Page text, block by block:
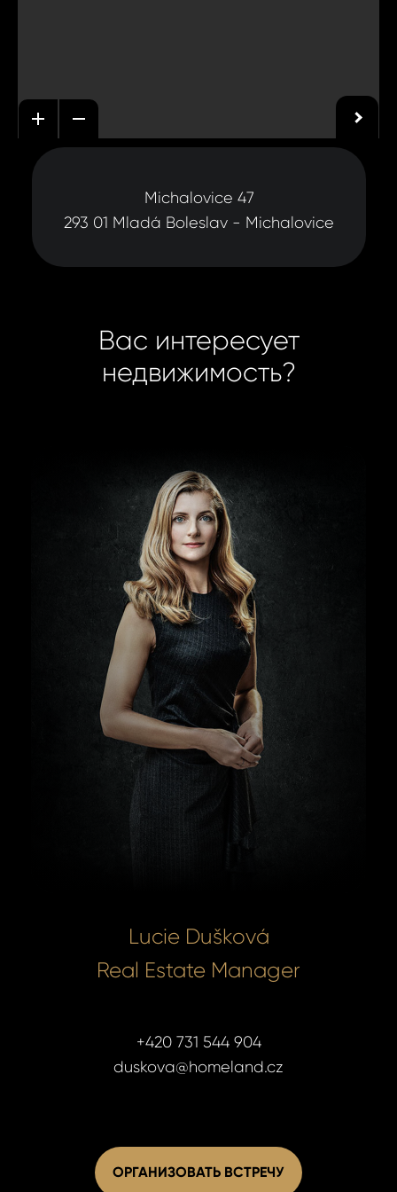
Michalovice 47
293 01 Mladá Boleslav - Michalovice
Вас интересует
недвижимость?
Lucie Dušková
Real Estate Manager
+420 731 544 904
duskova@homeland.cz
ОРГАНИЗОВАТЬ ВСТРЕЧУ